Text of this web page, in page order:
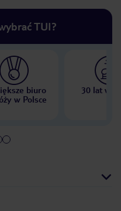
TUI?
biuro
w Polsce
30 lat w